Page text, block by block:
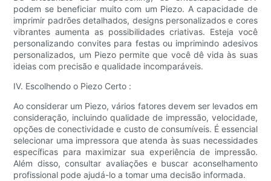
podem se beneficiar muito com um Piezo. A capacidade de
imprimir padrões detalhados, designs personalizados e cores
vibrantes aumenta as possibilidades criativas. Esteja você
personalizando convites para festas ou imprimindo adesivos
personalizados, um Piezo permite que você dê vida às suas
ideias com precisão e qualidade incomparáveis.
IV. Escolhendo o Piezo Certo :
Ao considerar um Piezo, vários fatores devem ser levados em
consideração, incluindo qualidade de impressão, velocidade,
opções de conectividade e custo de consumíveis. É essencial
selecionar uma impressora que atenda às suas necessidades
específicas para maximizar sua experiência de impressão.
Além disso, consultar avaliações e buscar aconselhamento
profissional pode ajudá-lo a tomar uma decisão informada.